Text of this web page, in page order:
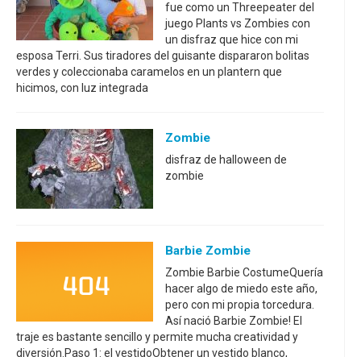
fue como un Threepeater del
juego Plants vs Zombies con
un disfraz que hice con mi
esposa Terri. Sus tiradores del guisante dispararon bolitas
verdes y coleccionaba caramelos en un plantern que
hicimos, con luz integrada
Zombie
disfraz de halloween de
zombie
Barbie Zombie
Zombie Barbie CostumeQuería
hacer algo de miedo este año,
pero con mi propia torcedura.
Así nació Barbie Zombie! El
traje es bastante sencillo y permite mucha creatividad y
diversión.Paso 1: el vestidoObtener un vestido blanco,